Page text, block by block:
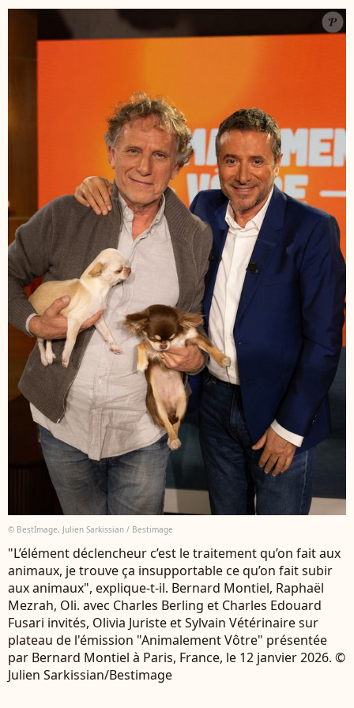
© BestImage, Julien Sarkissian / Bestimage
"L’élément déclencheur c’est le traitement qu’on fait aux
animaux, je trouve ça insupportable ce qu’on fait subir
aux animaux", explique-t-il. Bernard Montiel, Raphaël
Mezrah, Oli. avec Charles Berling et Charles Edouard
Fusari invités, Olivia Juriste et Sylvain Vétérinaire sur
plateau de l'émission "Animalement Vôtre" présentée
par Bernard Montiel à Paris, France, le 12 janvier 2026. ©
Julien Sarkissian/Bestimage